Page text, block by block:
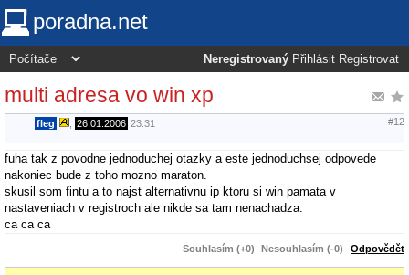
poradna.net
Neregistrovaný Přihlásit Registrovat
multi adresa vo win xp
fleg 26.01.2006 23:31 #12
fuha tak z povodne jednoduchej otazky a este jednoduchsej odpovede
nakoniec bude z toho mozno maraton.
skusil som fintu a to najst alternativnu ip ktoru si win pamata v
nastaveniach v registroch ale nikde sa tam nenachadza.
ca ca ca
Souhlasím (+0) Nesouhlasím (-0) Odpovědět